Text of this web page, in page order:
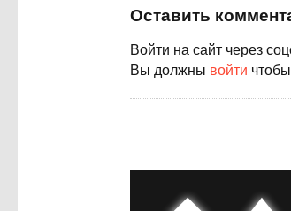
Оставить
Войти на сайт через
Вы должны войти